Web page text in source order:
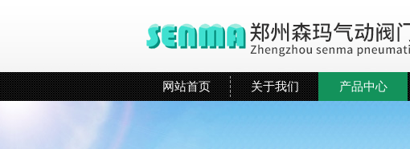
网站首页 关于我们 产品中心